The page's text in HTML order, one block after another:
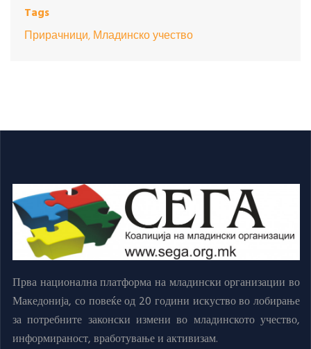
Tags
Прирачници, Младинско учество
Прва национална платформа на младински организации во
Македонија, со повеќе од 20 години искуство во лобирање
за потребните законски измени во младинското учество,
информираност, вработување и активизам.